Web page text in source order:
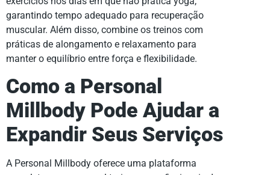
garantindo tempo adequado para recuperação
muscular. Além disso, combine os treinos com
práticas de alongamento e relaxamento para
manter o equilíbrio entre força e flexibilidade.
Como a Personal
Millbody Pode Ajudar a
Expandir Seus Serviços
A Personal Millbody oferece uma plataforma